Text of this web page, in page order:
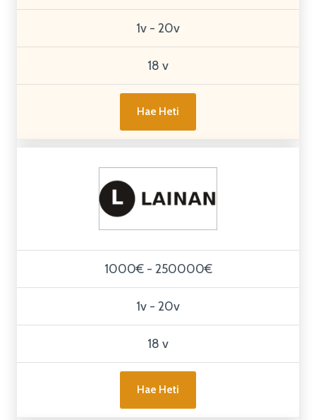
1v - 20v
18 v
Hae Heti
1000€ - 250000€
1v - 20v
18 v
Hae Heti